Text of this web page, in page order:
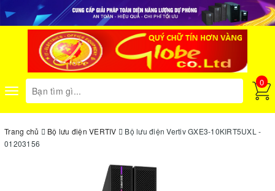
Toggle
navigation
0
Trang chủ Bộ lưu điện VERTIV
Bộ lưu điện Vertiv GXE3-10KIRT5UXL -
01203156